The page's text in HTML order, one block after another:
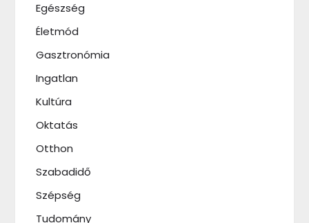
Egészség
Életmód
Gasztronómia
Ingatlan
Kultúra
Oktatás
Otthon
Szabadidő
Szépség
Tudomány